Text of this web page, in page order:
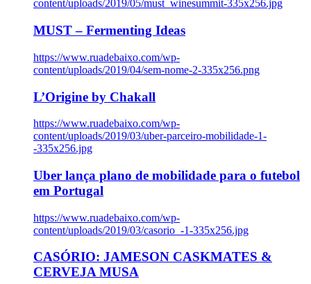
content/uploads/2019/05/must_winesummit-335x256.jpg
MUST – Fermenting Ideas
https://www.ruadebaixo.com/wp-
content/uploads/2019/04/sem-nome-2-335x256.png
L’Origine by Chakall
https://www.ruadebaixo.com/wp-
content/uploads/2019/03/uber-parceiro-mobilidade-1-
-335x256.jpg
Uber lança plano de mobilidade para o futebol
em Portugal
https://www.ruadebaixo.com/wp-
content/uploads/2019/03/casorio_-1-335x256.jpg
CASÓRIO: JAMESON CASKMATES &
CERVEJA MUSA